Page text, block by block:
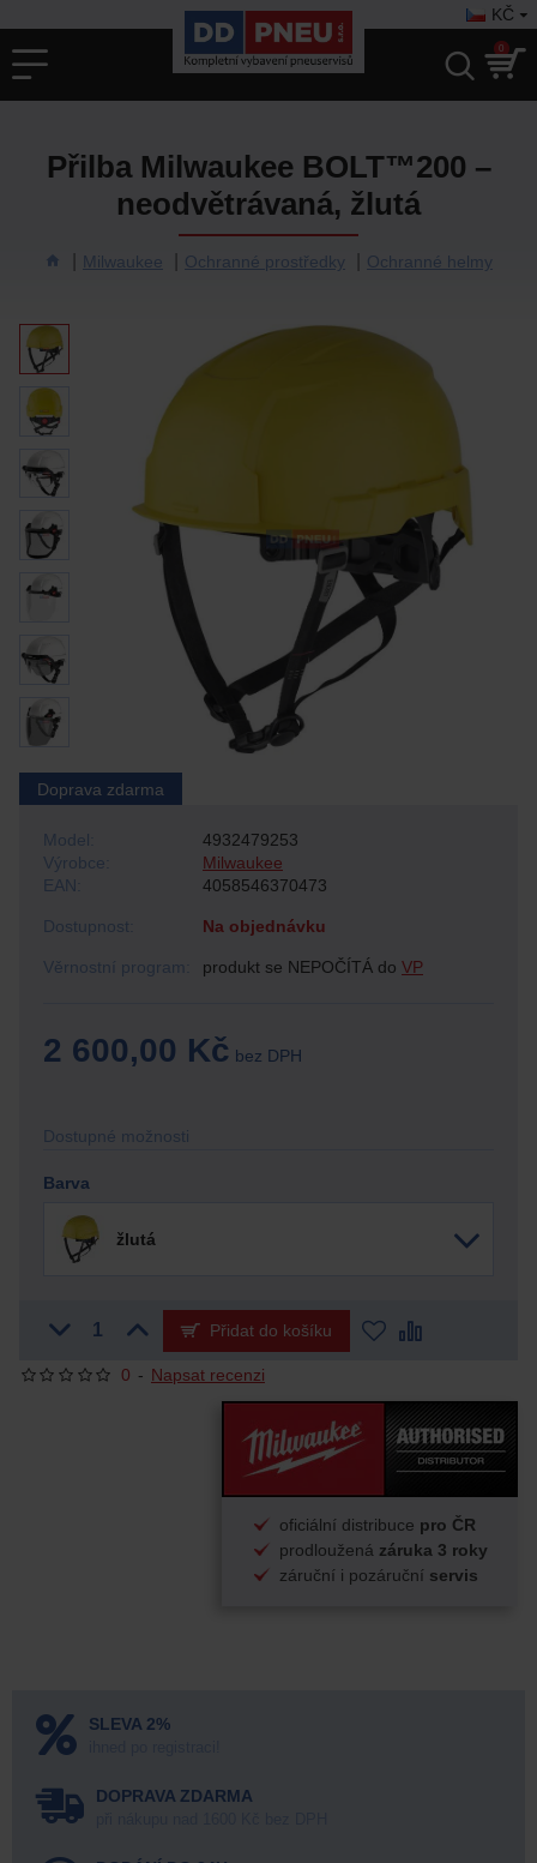
KČ
0
Milwaukee Ochranné prostředky Ochranné helmy
Přilba Milwaukee BOLT™200 –
neodvětrávaná, žlutá
Doprava zdarma
0 - Napsat recenzi
2 600,00 Kč bez DPH
Věrnostní program: produkt se NEPOČÍTÁ do VP
Dostupnost: Na objednávku
Výrobce: Milwaukee
Model: 4932479253
EAN: 4058546370473
Dostupné možnosti
Barva
žlutá
Přidat do košíku
oficiální distribuce pro ČR
prodloužená záruka 3 roky
záruční i pozáruční servis
SLEVA 2%
DOPRAVA ZDARMA